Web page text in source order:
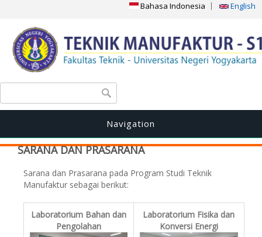
Bahasa Indonesia English
Search form
Navigation
SARANA DAN PRASARANA
Sarana dan Prasarana pada Program Studi Teknik
Manufaktur sebagai berikut:
Laboratorium Bahan dan
Pengolahan
Laboratorium Fisika dan
Konversi Energi